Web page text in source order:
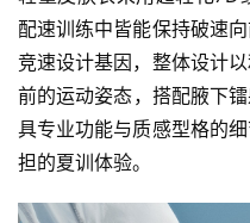
配速训练中皆能保持破速
竞速设计基因，整体设计
前的运动姿态，搭配腋下
具专业功能与质感型格的
担的夏训体验。